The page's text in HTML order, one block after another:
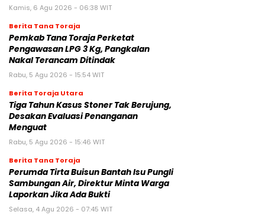
Kamis, 6 Agu 2026 - 06:38 WIT
Berita Tana Toraja
Pemkab Tana Toraja Perketat
Pengawasan LPG 3 Kg, Pangkalan
Nakal Terancam Ditindak
Rabu, 5 Agu 2026 - 15:54 WIT
Berita Toraja Utara
Tiga Tahun Kasus Stoner Tak Berujung,
Desakan Evaluasi Penanganan
Menguat
Rabu, 5 Agu 2026 - 15:46 WIT
Berita Tana Toraja
Perumda Tirta Buisun Bantah Isu Pungli
Sambungan Air, Direktur Minta Warga
Laporkan Jika Ada Bukti
Selasa, 4 Agu 2026 - 07:45 WIT